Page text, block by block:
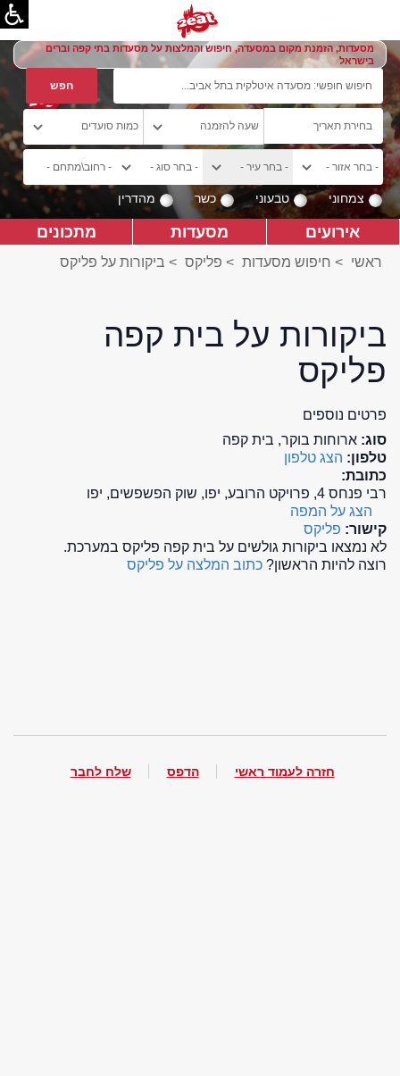
מסעדות, הזמנת מקום במסעדה, חיפוש והמלצות על מסעדות בתי קפה וברים
בישראל
צמחוני טבעוני כשר מהדרין
אירועים מסעדות מתכונים
ראשי > חיפוש מסעדות > פליקס > ביקורות על פליקס
ביקורות על בית קפה
פליקס
פרטים נוספים
סוג: ארוחות בוקר, בית קפה
טלפון: הצג טלפון
כתובת:
רבי פנחס 4, פרויקט הרובע, יפו, שוק הפשפשים, יפו
הצג על המפה
קישור: פליקס
לא נמצאו ביקורות גולשים על בית קפה פליקס במערכת.
רוצה להיות הראשון? כתוב המלצה על פליקס
חזרה לעמוד ראשי הדפס שלח לחבר